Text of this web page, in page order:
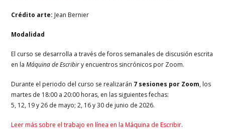
Crédito arte: Jean Bernier
Modalidad
El curso se desarrolla a través de foros semanales de discusión escrita
en laMáquina de Escribiry encuentros sincrónicos por Zoom.
Durante el periodo del curso se realizarán 7 sesiones por Zoom, los
martes de 18:00 a 20:00 horas, en las siguientes fechas:
5, 12, 19 y 26 de mayo; 2, 16 y 30 de junio de 2026.
Leer más sobre el trabajo en línea en la Máquina de Escribir.